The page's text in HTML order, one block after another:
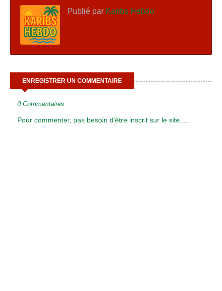
Publié par Karibs Hebdo
ENREGISTRER UN COMMENTAIRE
0 Commentaires
Pour commenter, pas besoin d’être inscrit sur le site.....